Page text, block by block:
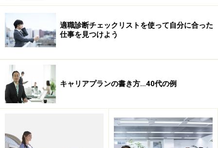
い。
1/3 次のページへ
適職診断チェックリストを使って自分に合った
仕事を見つけよう
キャリアプランの書き方…40代の例